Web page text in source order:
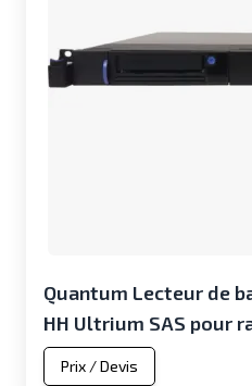
Quantum Lecteur de
HH Ultrium SAS pour
Prix / Devis